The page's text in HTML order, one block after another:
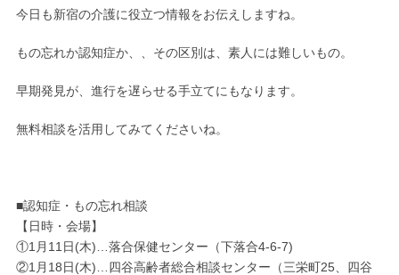
今日も新宿の介護に役立つ情報をお伝えしますね。
もの忘れか認知症か、、その区別は、素人には難しいもの。
早期発見が、進行を遅らせる手立てにもなります。
無料相談を活用してみてくださいね。
■認知症・もの忘れ相談
【日時・会場】
①1月11日(木)…落合保健センター（下落合4-6-7)
②1月18日(木)…四谷高齢者総合相談センター（三栄町25、四谷